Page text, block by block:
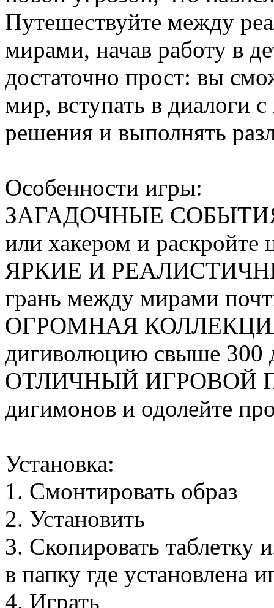
Путешествуйте между
мирами, начав работу в
достаточно прост: вы
мир, вступать в диалоги
решения и выполнять
Особенности игры:
ЗАГАДОЧНЫЕ СОБЫТИЯ.
или хакером и
ЯРКИЕ И
грань между мирами
ОГРОМНАЯ КОЛЛЕКЦИЯ.
дигиволюцию свыше 300
ОТЛИЧНЫЙ ИГРОВОЙ
дигимонов и одолейте
Установка:
1. Смонтировать образ
2. Установить
3. Скопировать таблетку
в папку где установлена
4. Играть